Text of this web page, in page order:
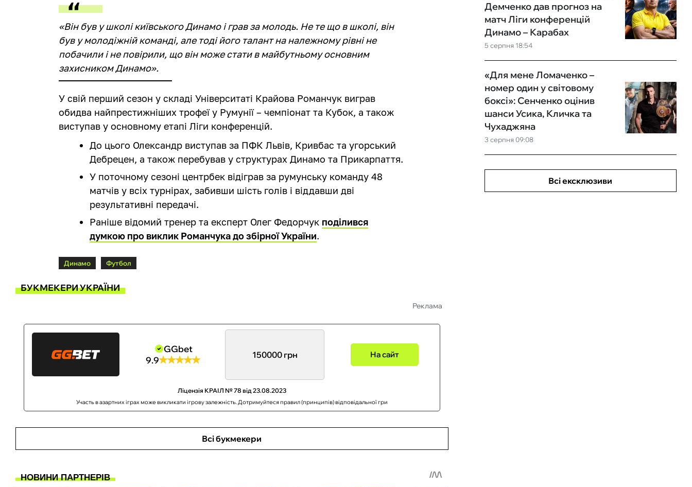
«Він був у школі київського Динамо і грав за молодь. Не те що в школі, він
був у молодіжній команді, але тоді його талант на належному рівні не
побачили і не повірили, що він може стати в майбутньому основним
захисником Динамо».
У свій перший сезон у складі Університаті Крайова Романчук виграв
обидва найпрестижніших трофеї у Румунії – чемпіонат та Кубок, а також
виступав у основному етапі Ліги конференцій.
До цього Олександр виступав за ПФК Львів, Кривбас та угорський
Дебрецен, а також перебував у структурах Динамо та Прикарпаття.
У поточному сезоні центрбек відіграв за румунську команду 48
матчів у всіх турнірах, забивши шість голів і віддавши дві
результативні передачі.
Раніше відомий тренер та експерт Олег Федорчук поділився
думкою про виклик Романчука до збірної України.
Динамо Футбол
БУКМЕКЕРИ УКРАЇНИ
Реклама
GGbet
9.9
150000 грн На сайт
Ліцензія КРАІЛ № 78 від 23.08.2023
Участь в азартних іграх може викликати ігрову залежність. Дотримуйтеся правил (принципів) відповідальної гри
Всі букмекери
5 серпня 18:54
Демченко дав прогноз на
матч Ліги конференцій
Динамо – Карабах
3 серпня 09:08
«Для мене Ломаченко –
номер один у світовому
боксі»: Сенченко оцінив
шанси Усика, Кличка та
Чухаджяна
Всі ексклюзиви